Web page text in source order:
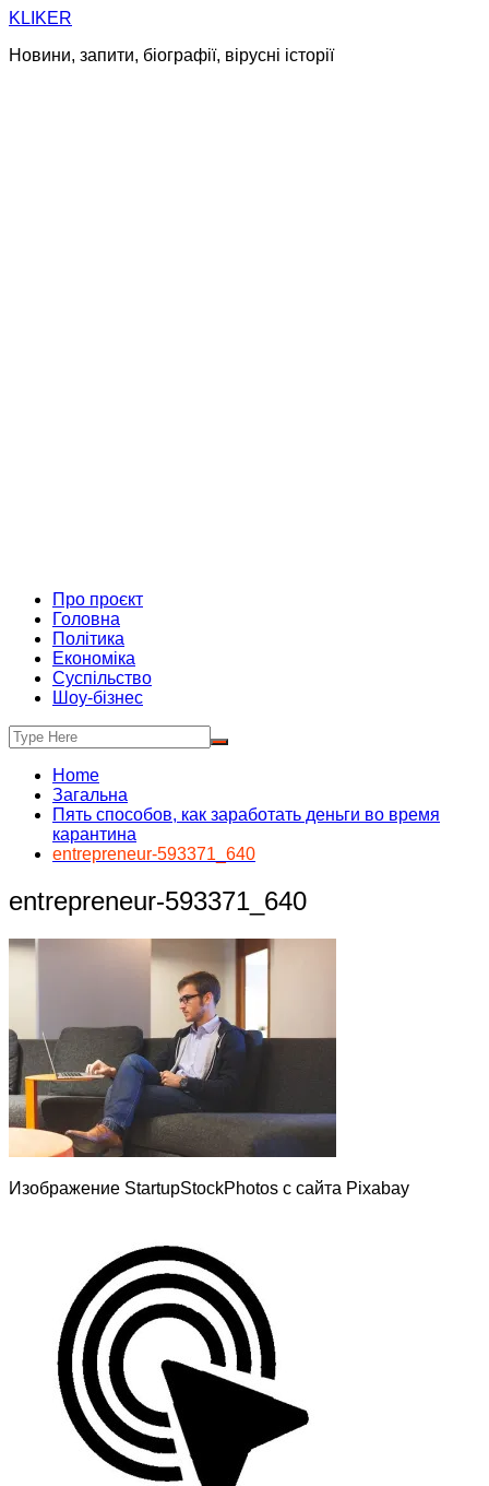
Skip
content
KLIKER
Новини, запити, біографії, вірусні історії
Про проєкт
Головна
Політика
Економіка
Суспільство
Шоу-бізнес
Home
Загальна
Пять способов, как заработать деньги во время
карантина
entrepreneur-593371_640
entrepreneur-593371_640
Изображение StartupStockPhotos с сайта Pixabay